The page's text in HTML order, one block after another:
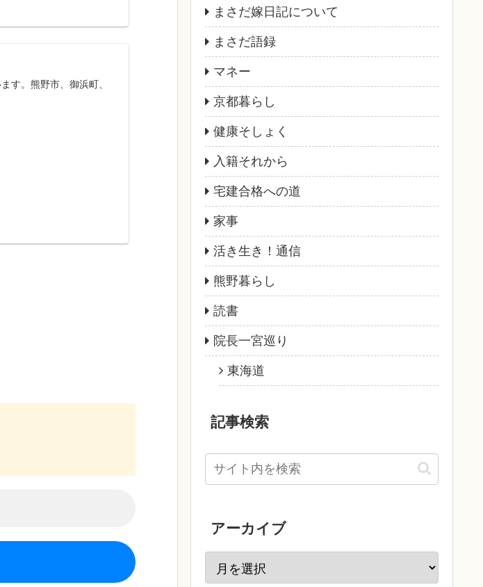
す。熊野市、御浜町、
まさだ嫁日記について
まさだ語録
マネー
京都暮らし
健康そしょく
入籍それから
宅建合格への道
家事
活き生き！通信
熊野暮らし
読書
院長一宮巡り
東海道
記事検索
アーカイブ